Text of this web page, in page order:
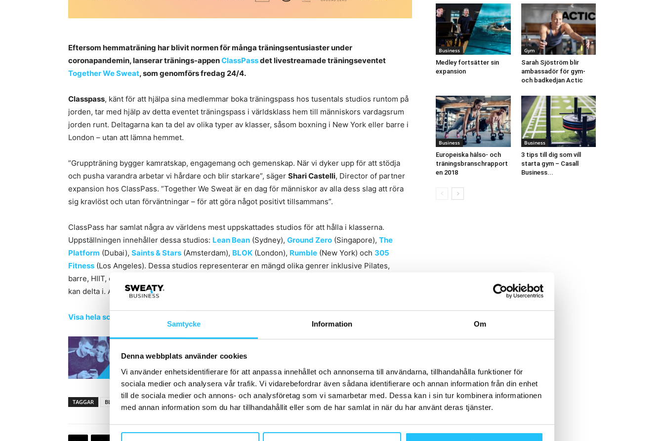
Samtycke Information Om
Denna webbplats använder cookies
Vi använder enhetsidentifierare för att anpassa innehållet och annonserna till användarna, tillhandahålla funktioner för
sociala medier och analysera vår trafik. Vi vidarebefordrar även sådana identifierare och annan information från din enhet
till de sociala medier och annons- och analysföretag som vi samarbetar med. Dessa kan i sin tur kombinera informationen
med annan information som du har tillhandahållit eller som de har samlat in när du har använt deras tjänster.
Eftersom hemmaträning har blivit normen för många träningsentusiaster under
coronapandemin, lanserar tränings-appenClassPassdet livestreamade träningseventet
Together We Sweat, som genomförs fredag 24/4.
Classpass, känt för att hjälpa sina medlemmar boka träningspass hos tusentals studios runtom på
jorden, tar med hjälp av detta eventet träningspass i världsklass hem till människors vardagsrum
jorden runt. Deltagarna kan ta del av olika typer av klasser, såsom boxning i New York eller barre i
London – utan att lämna hemmet.
”Gruppträning bygger kamratskap, engagemang och gemenskap. När vi dyker upp för att stödja
och pusha varandra arbetar vi hårdare och blir starkare”, säger Shari Castelli, Director of partner
expansion hos ClassPass. ”Together We Sweat är en dag för människor av alla dess slag att röra
sig kravlöst och utan förväntningar – för att göra något positivt tillsammans”.
ClassPass har samlat några av världens mest uppskattades studios för att hålla i klasserna.
Uppställningen innehåller dessa studios: Lean Bean (Sydney), Ground Zero (Singapore), The
Platform (Dubai), Saints & Stars (Amsterdam), BLOK (London), Rumble (New York) och 305
Fitness (Los Angeles). Dessa studios representerar en mängd olika genrer inklusive Pilates,
barre, HIIT, dance cardio och boxning. Det finns ingen gräns för antalet klasser som varje person
kan delta i. Alla klasser är helt gratis och kommer att strömmas från ClassPass
Visa hela schemat och planera klasserna här.
TAGGAR BLOK Together We Sweat
Business
Medley fortsätter sin
expansion
Gym
Sarah Sjöström blir
ambassadör för gym-
och badkedjan Actic
Business
Europeiska hälso- och
träningsbranschrapport
en 2018
Business
3 tips till dig som vill
starta gym – Casall
Business...